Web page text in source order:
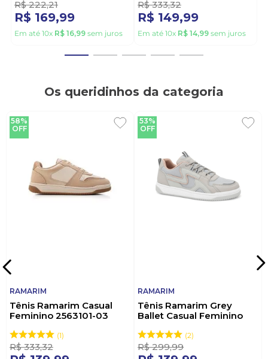
R$ 222,21
R$ 169,99
Em até 10x R$ 16,99 sem juros
R$ 333,32
R$ 149,99
Em até 10x R$ 14,99 sem juros
Os queridinhos da categoria
58%
OFF
RAMARIM
Tênis Ramarim Casual
Feminino 2563101-03
1
R$ 333,32
53%
OFF
RAMARIM
Tênis Ramarim Grey
Ballet Casual Feminino
2
R$ 299,99